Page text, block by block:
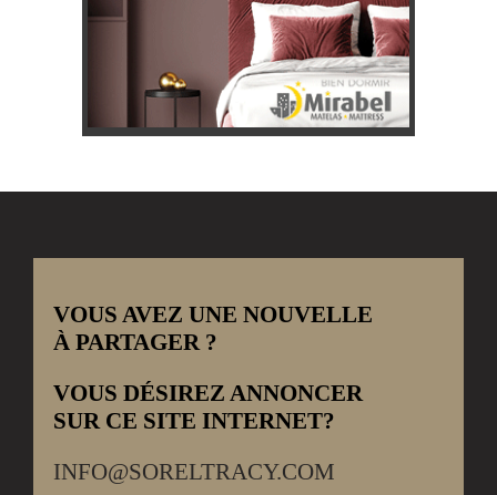
VOUS AVEZ UNE NOUVELLE
À PARTAGER ?
VOUS DÉSIREZ ANNONCER
SUR CE SITE INTERNET?
INFO@SORELTRACY.COM